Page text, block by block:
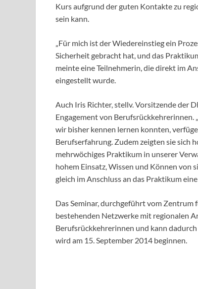
Kurs aufgrund der guten Kontakte zu
sein kann.
„Für mich ist der Wiedereinstieg ein
Sicherheit gebracht hat, und das
meinte eine Teilnehmerin, die direkt im
eingestellt wurde.
Auch Iris Richter, stellv. Vorsitzende der
Engagement von
wir bisher kennen lernen konnten,
Berufserfahrung. Zudem zeigten sie sich
mehrwöchiges Praktikum in unserer
hohem Einsatz, Wissen und Können von
gleich im Anschluss an das Praktikum
Das Seminar, durchgeführt vom
bestehenden Netzwerke mit regionalen
Berufsrückkehrerinnen und kann
wird am 15. September 2014 beginnen.